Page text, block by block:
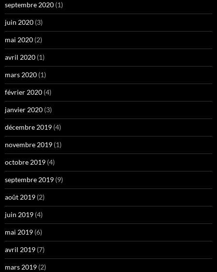
septembre 2020 (1)
juin 2020 (3)
mai 2020 (2)
avril 2020 (1)
mars 2020 (1)
février 2020 (4)
janvier 2020 (3)
décembre 2019 (4)
novembre 2019 (1)
octobre 2019 (4)
septembre 2019 (9)
août 2019 (2)
juin 2019 (4)
mai 2019 (6)
avril 2019 (7)
mars 2019 (2)